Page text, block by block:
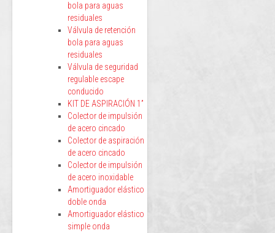
bola para aguas
residuales
Válvula de retención
bola para aguas
residuales
Válvula de seguridad
regulable escape
conducido
KIT DE ASPIRACIÓN 1”
Colector de impulsión
de acero cincado
Colector de aspiración
de acero cincado
Colector de impulsión
de acero inoxidable
Amortiguador elástico
doble onda
Amortiguador elástico
simple onda